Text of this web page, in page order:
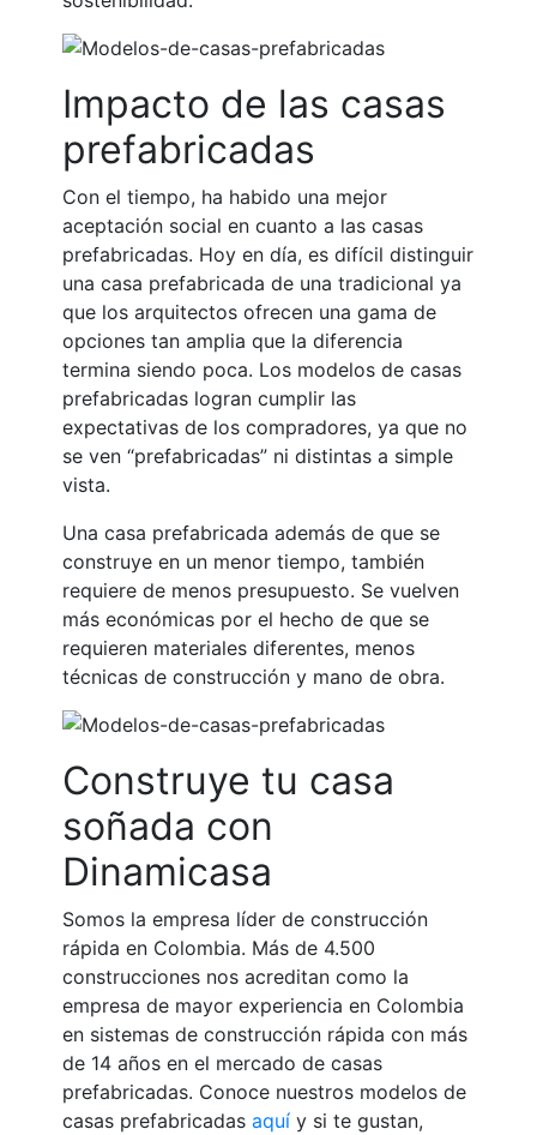
Impacto de las casas
prefabricadas
Con el tiempo, ha habido una mejor
aceptación social en cuanto a las casas
prefabricadas. Hoy en día, es difícil distinguir
una casa prefabricada de una tradicional ya
que los arquitectos ofrecen una gama de
opciones tan amplia que la diferencia
termina siendo poca. Los modelos de casas
prefabricadaslogran cumplir las
expectativas de los compradores, ya que no
se ven “prefabricadas” ni distintas a simple
vista.
Una casa prefabricada además de que se
construye en un menor tiempo, también
requiere de menos presupuesto. Se vuelven
más económicas por el hecho de que se
requieren materiales diferentes, menos
técnicas de construcción y mano de obra.
Construye tu casa
soñada con
Dinamicasa
Somos la empresa líder de construcción
rápida en Colombia. Más de 4.500
construcciones nos acreditan como la
empresa de mayor experiencia en Colombia
en sistemas de construcción rápida con más
de 14 años en el mercado de casas
prefabricadas. Conoce nuestros modelos de
casas prefabricadas aquí y si te gustan,